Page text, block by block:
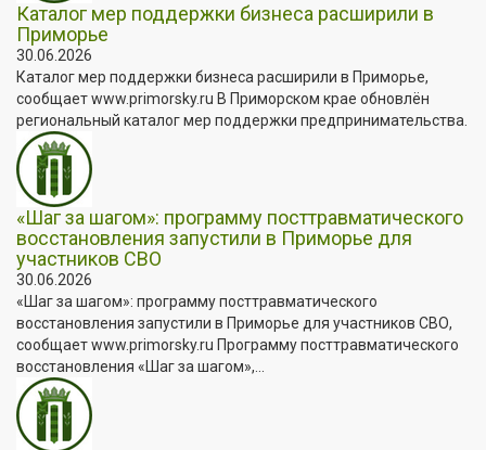
Каталог мер поддержки бизнеса расширили в
Приморье
30.06.2026
Каталог мер поддержки бизнеса расширили в Приморье,
сообщает www.primorsky.ru В Приморском крае обновлён
региональный каталог мер поддержки предпринимательства.
«Шаг за шагом»: программу посттравматического
восстановления запустили в Приморье для
участников СВО
30.06.2026
«Шаг за шагом»: программу посттравматического
восстановления запустили в Приморье для участников СВО,
сообщает www.primorsky.ru Программу посттравматического
восстановления «Шаг за шагом»,...